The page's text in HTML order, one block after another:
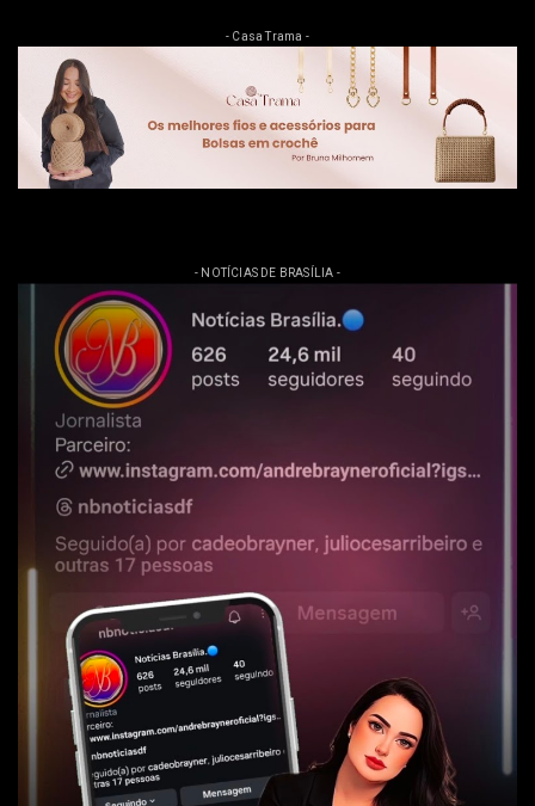
- Casa Trama -
- NOTÍCIAS DE BRASÍLIA -